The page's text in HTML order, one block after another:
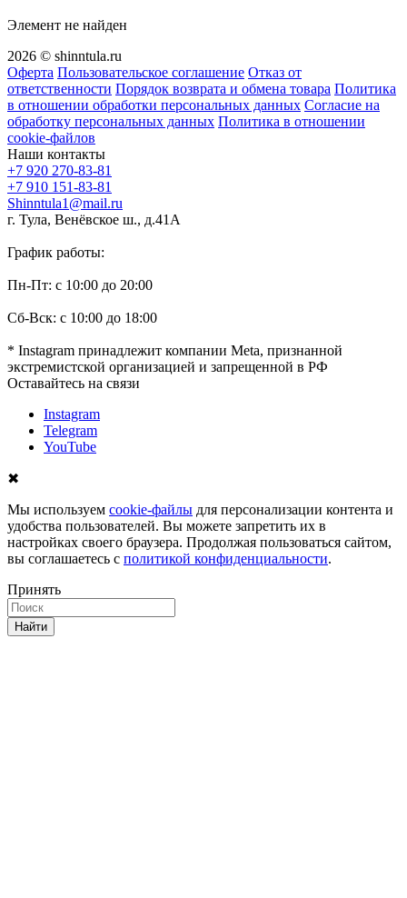
Элемент не найден
2026 © shinntula.ru
Оферта Пользовательское соглашение Отказ от
ответственности Порядок возврата и обмена товара Политика
в отношении обработки персональных данных Согласие на
обработку персональных данных Политика в отношении
cookie-файлов
Наши контакты
+7 920 270-83-81
+7 910 151-83-81
Shinntula1@mail.ru
г. Тула, Венёвское ш., д.41А
График работы:
Пн-Пт: с 10:00 до 20:00
Сб-Вск: с 10:00 до 18:00
* Instagram принадлежит компании Meta, признанной
экстремистской организацией и запрещенной в РФ
Оставайтесь на связи
Instagram
Telegram
YouTube
✖
Мы используем cookie-файлы для персонализации контента и
удобства пользователей. Вы можете запретить их в
настройках своего браузера. Продолжая пользоваться сайтом,
вы соглашаетесь с политикой конфиденциальности.
Принять
Найти